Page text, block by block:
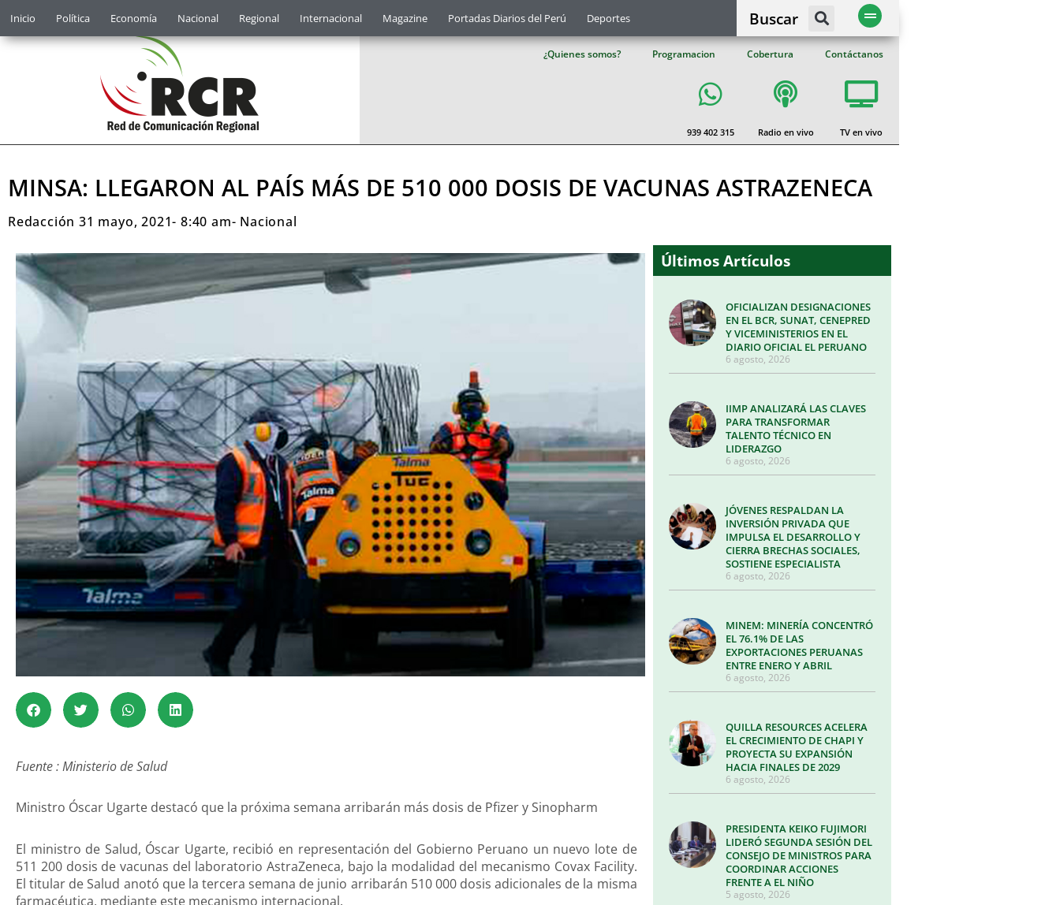
Inicio Política Economía Nacional Regional Internacional Magazine Portadas Diarios del Perú Deportes Buscar
¿Quienes somos? Programacion Cobertura Contáctanos
939 402 315 Radio en vivo TV en vivo
MINSA: LLEGARON AL PAÍS MÁS DE 510 000 DOSIS DE VACUNAS ASTRAZENECA
Redacción 31 mayo, 2021- 8:40 am- Nacional
Fuente : Ministerio de Salud
Ministro Óscar Ugarte destacó que la próxima semana arribarán más dosis de Pfizer y Sinopharm
El ministro de Salud, Óscar Ugarte, recibió en representación del Gobierno Peruano un nuevo lote de
511 200 dosis de vacunas del laboratorio AstraZeneca, bajo la modalidad del mecanismo Covax Facility.
El titular de Salud anotó que la tercera semana de junio arribarán 510 000 dosis adicionales de la misma
farmacéutica, mediante este mecanismo internacional.
Últimos Artículos
OFICIALIZAN DESIGNACIONES
EN EL BCR, SUNAT, CENEPRED
Y VICEMINISTERIOS EN EL
DIARIO OFICIAL EL PERUANO
6 agosto, 2026
IIMP ANALIZARÁ LAS CLAVES
PARA TRANSFORMAR
TALENTO TÉCNICO EN
LIDERAZGO
6 agosto, 2026
JÓVENES RESPALDAN LA
INVERSIÓN PRIVADA QUE
IMPULSA EL DESARROLLO Y
CIERRA BRECHAS SOCIALES,
SOSTIENE ESPECIALISTA
6 agosto, 2026
MINEM: MINERÍA CONCENTRÓ
EL 76.1% DE LAS
EXPORTACIONES PERUANAS
ENTRE ENERO Y ABRIL
6 agosto, 2026
QUILLA RESOURCES ACELERA
EL CRECIMIENTO DE CHAPI Y
PROYECTA SU EXPANSIÓN
HACIA FINALES DE 2029
6 agosto, 2026
PRESIDENTA KEIKO FUJIMORI
LIDERÓ SEGUNDA SESIÓN DEL
CONSEJO DE MINISTROS PARA
COORDINAR ACCIONES
FRENTE A EL NIÑO
5 agosto, 2026